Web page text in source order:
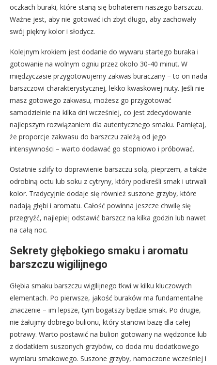
oczkach buraki, które staną się bohaterem naszego barszczu.
Ważne jest, aby nie gotować ich zbyt długo, aby zachowały
swój piękny kolor i słodycz.
Kolejnym krokiem jest dodanie do wywaru startego buraka i
gotowanie na wolnym ogniu przez około 30-40 minut. W
międzyczasie przygotowujemy zakwas buraczany – to on nada
barszczowi charakterystycznej, lekko kwaskowej nuty. Jeśli nie
masz gotowego zakwasu, możesz go przygotować
samodzielnie na kilka dni wcześniej, co jest zdecydowanie
najlepszym rozwiązaniem dla autentycznego smaku. Pamiętaj,
że proporcje zakwasu do barszczu zależą od jego
intensywności – warto dodawać go stopniowo i próbować.
Ostatnie szlify to doprawienie barszczu solą, pieprzem, a także
odrobiną octu lub soku z cytryny, który podkreśli smak i utrwali
kolor. Tradycyjnie dodaje się również suszone grzyby, które
nadają głębi i aromatu. Całość powinna jeszcze chwilę się
przegryźć, najlepiej odstawić barszcz na kilka godzin lub nawet
na całą noc.
Sekrety głębokiego smaku i aromatu
barszczu wigilijnego
Głębia smaku barszczu wigilijnego tkwi w kilku kluczowych
elementach. Po pierwsze, jakość buraków ma fundamentalne
znaczenie – im lepsze, tym bogatszy będzie smak. Po drugie,
nie żałujmy dobrego bulionu, który stanowi bazę dla całej
potrawy. Warto postawić na bulion gotowany na wędzonce lub
z dodatkiem suszonych grzybów, co doda mu dodatkowego
wymiaru smakowego. Suszone grzyby, namoczone wcześniej i